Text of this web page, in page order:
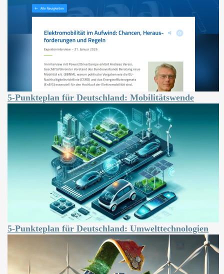
5-Punkteplan für Deutschland: Mobilitätswende
5-Punkteplan für Deutschland: Umwelttechnologien